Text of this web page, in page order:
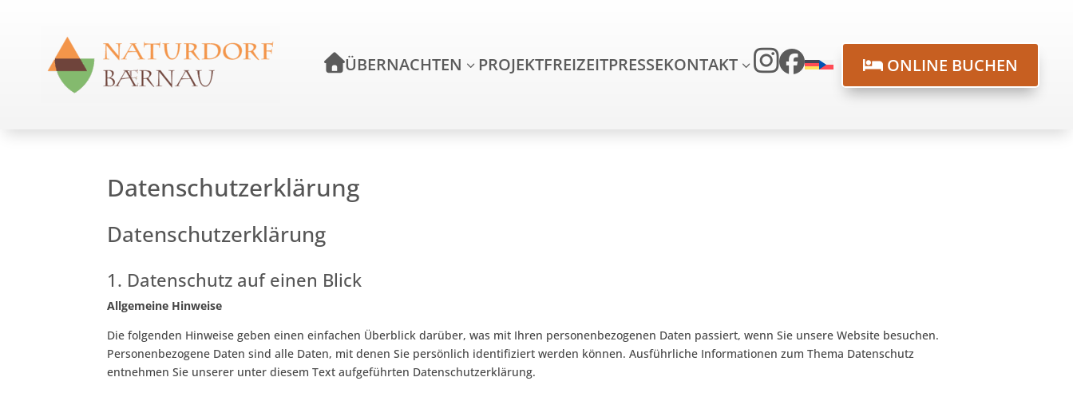
HOME
ÜBERNACHTEN 3 PROJEKTFREIZEITPRESSEKONTAKT 3DAS NATURDORF BEI INSTAGRAM
DAS NATURDORF BEI FACEBOOK
 ONLINE BUCHEN
Datenschutzerklärung
Datenschutzerklärung
1. Datenschutz auf einen Blick
Allgemeine Hinweise
Die folgenden Hinweise geben einen einfachen Überblick darüber, was mit Ihren personenbezogenen Daten passiert, wenn Sie unsere Website besuchen.
Personenbezogene Daten sind alle Daten, mit denen Sie persönlich identifiziert werden können. Ausführliche Informationen zum Thema Datenschutz
entnehmen Sie unserer unter diesem Text aufgeführten Datenschutzerklärung.